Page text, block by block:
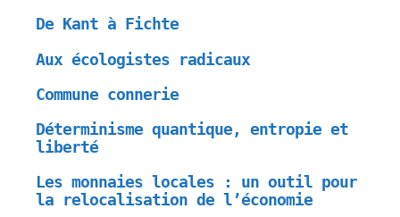
De Kant à Fichte
Aux écologistes radicaux
Commune connerie
Déterminisme quantique, entropie et
liberté
Les monnaies locales : un outil pour
la relocalisation de l’économie